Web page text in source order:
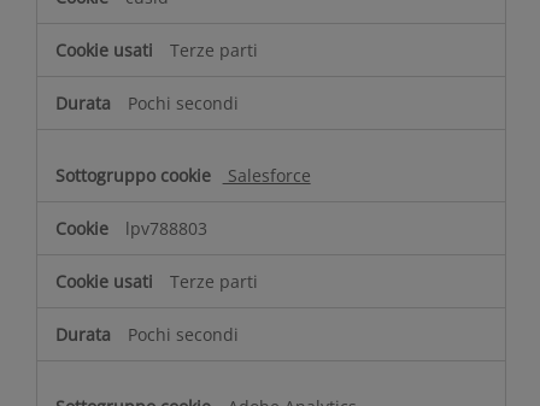
Terze parti
Pochi secondi
Salesforce
lpv788803
Terze parti
Pochi secondi